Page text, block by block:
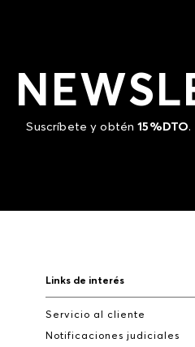
Suscríbete y obtén15%DTO.
Links de interés
Servicio al cliente
Notificaciones judiciales